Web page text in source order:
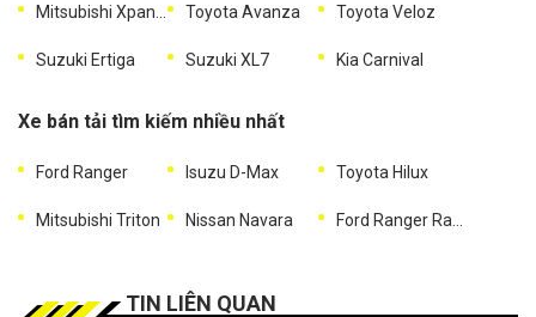
Toyota Avanza Toyota Veloz
Suzuki Ertiga Suzuki XL7 Kia Carnival
Xe bán tải tìm kiếm nhiều nhất
Ford Ranger Isuzu D-Max Toyota Hilux
Mitsubishi Triton Nissan Navara
TIN LIÊN QUAN